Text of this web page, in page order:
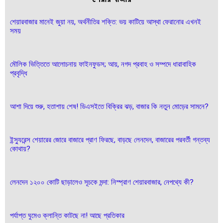
শেয়ারবাজার মানেই জুয়া নয়, অর্থনীতির শক্তি: ভয় কাটিয়ে আস্থা ফেরানোর এখনই
সময়
মৌলিক ভিত্তিতে আলোচনায় ফাইনফুডস; আয়, নগদ প্রবাহ ও সম্পদে ধারাবাহিক
প্রবৃদ্ধি
আশা দিয়ে শুরু, হতাশায় শেষ! ডিএসইতে বিক্রির ঝড়, বাজার কি নতুন মোড়ের সামনে?
ইন্স্যুরেন্স শেয়ারের জোরে বাজারে প্রাণ ফিরছে, বাড়ছে লেনদেন, বাজারের পরবর্তী গন্তব্য
কোথায়?
লেনদেন ১২০০ কোটি ছাড়ালেও সূচকে মন্দা: নিস্প্রাণ শেয়ারবাজার, নেপথ্যে কী?
পর্যাপ্ত ঘুমেও ক্লান্তি কাটছে না! আছে প্রতিকার